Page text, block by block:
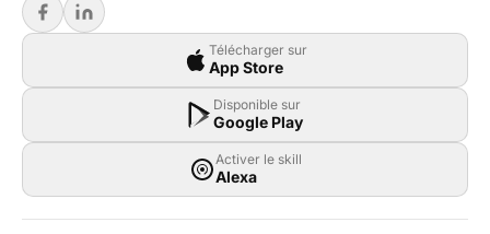
Télécharger sur
App Store
Disponible sur
Google Play
Activer le skill
Alexa